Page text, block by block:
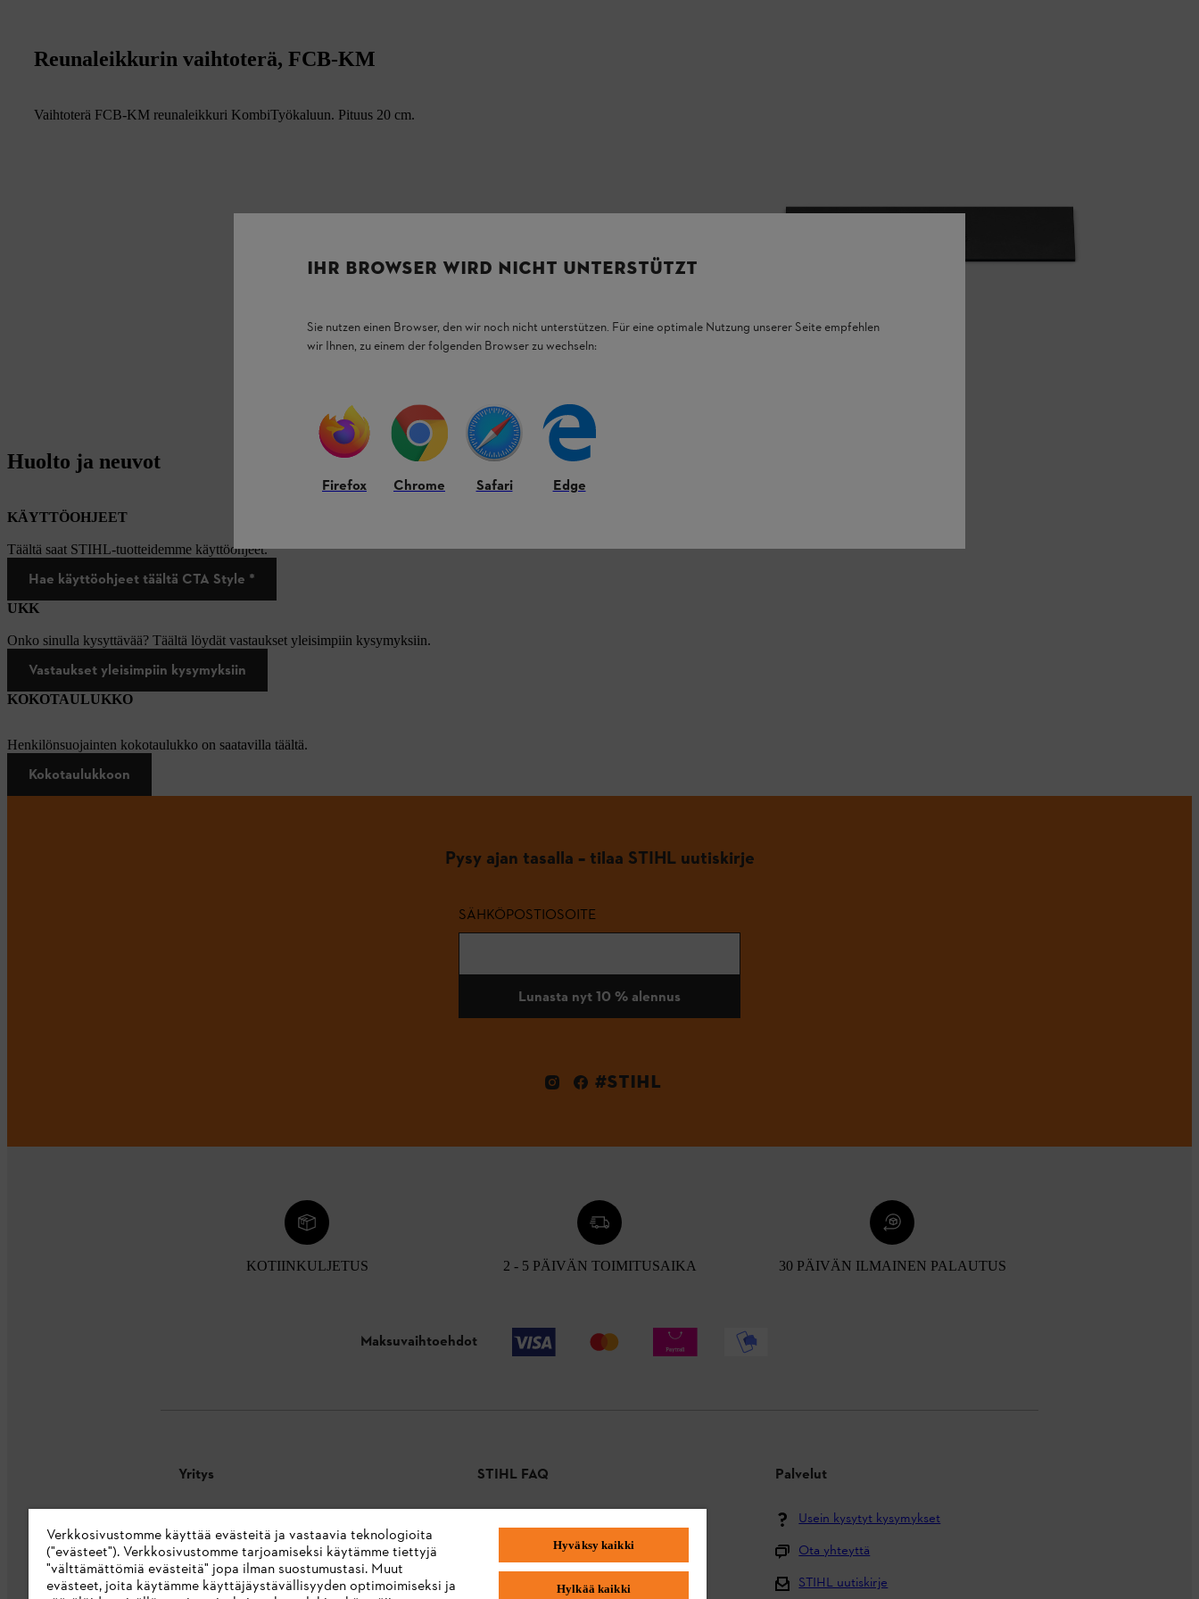
Reunaleikkurin vaihtoterä, FCB-KM
Vaihtoterä FCB-KM reunaleikkuri KombiTyökaluun. Pituus 20 cm.
Huolto ja neuvot
KÄYTTÖOHJEET
Täältä saat STIHL-tuotteidemme käyttöohjeet.
Hae käyttöohjeet täältä CTA Style *
UKK
Onko sinulla kysyttävää? Täältä löydät vastaukset yleisimpiin kysymyksiin.
Vastaukset yleisimpiin kysymyksiin
KOKOTAULUKKO
Henkilönsuojainten kokotaulukko on saatavilla täältä.
Kokotaulukkoon
Pysy ajan tasalla – tilaa STIHL uutiskirje
SÄHKÖPOSTIOSOITE
Lunasta nyt 10 % alennus
#STIHL
KOTIINKULJETUS 2 - 5 PÄIVÄN TOIMITUSAIKA 30 PÄIVÄN ILMAINEN PALAUTUS
Maksuvaihtoehdot
Yritys
STIHL Integrity Line
STIHL-merkkikauppa
STIHL FAQ
Toimitus ja toimitus
Takaisin alkuun
Palvelut
Usein kysytyt kysymykset
Ota yhteyttä
STIHL uutiskirje
IHR BROWSER WIRD NICHT UNTERSTÜTZT
Sie nutzen einen Browser, den wir noch nicht unterstützen. Für eine optimale Nutzung unserer Seite empfehlen
wir Ihnen, zu einem der folgenden Browser zu wechseln:
Firefox Chrome Safari Edge
Verkkosivustomme käyttää evästeitä ja vastaavia teknologioita
("evästeet"). Verkkosivustomme tarjoamiseksi käytämme tiettyjä
"välttämättömiä evästeitä" jopa ilman suostumustasi. Muut
evästeet, joita käytämme käyttäjäystävällisyyden optimoimiseksi ja
Hyväksy kaikki
Hylkää kaikki